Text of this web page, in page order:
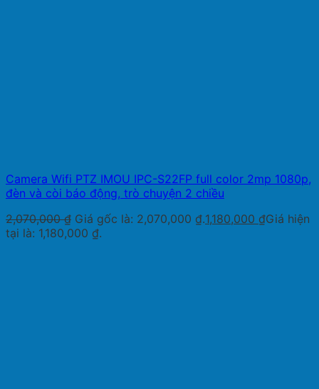
Camera Wifi PTZ IMOU IPC-S22FP full color 2mp 1080p,
đèn và còi báo động, trò chuyện 2 chiều
2,070,000₫ Giá gốc là: 2,070,000 ₫.1,180,000 ₫Giá hiện
tại là: 1,180,000 ₫.